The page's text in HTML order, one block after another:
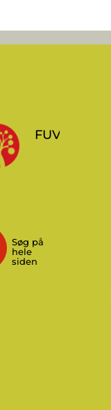
FUV
Søg på
hele
siden